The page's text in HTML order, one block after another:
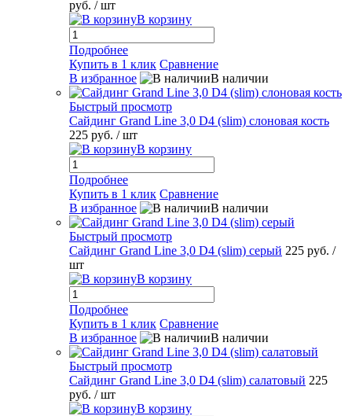
руб. / шт
В корзину
Подробнее
Купить в 1 клик Сравнение
В избранное
В наличии
Быстрый просмотр
Сайдинг Grand Line 3,0 D4 (slim) слоновая кость
225 руб. / шт
В корзину
Подробнее
Купить в 1 клик Сравнение
В избранное
В наличии
Быстрый просмотр
Сайдинг Grand Line 3,0 D4 (slim) серый 225 руб. /
шт
В корзину
Подробнее
Купить в 1 клик Сравнение
В избранное
В наличии
Быстрый просмотр
Сайдинг Grand Line 3,0 D4 (slim) салатовый 225
руб. / шт
В корзину